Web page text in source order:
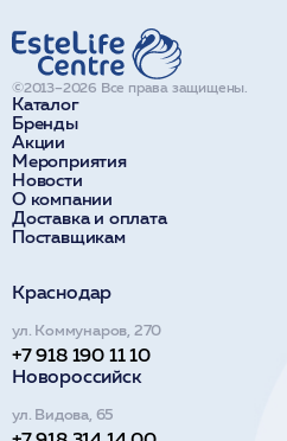
Каталог
Бренды
Акции
Мероприятия
Новости
О компании
Доставка и оплата
Поставщикам
©2013–2026 Все права защищены.
Краснодар
ул. Коммунаров, 270
+7 918 190 11 10
Новороссийск
ул. Видова, 65